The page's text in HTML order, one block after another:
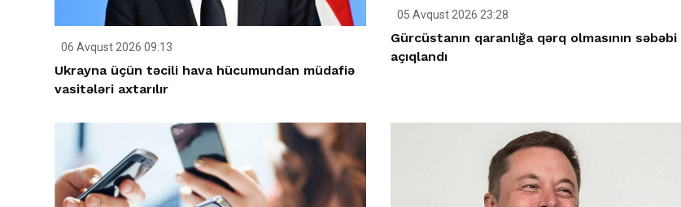
06 Avqust 2026 09:13
Ukrayna üçün təcili hava hücumundan müdafiə
vasitələri axtarılır
05 Avqust 2026 23:28
Gürcüstanın qaranlığa qərq olmasının səbəbi
açıqlandı